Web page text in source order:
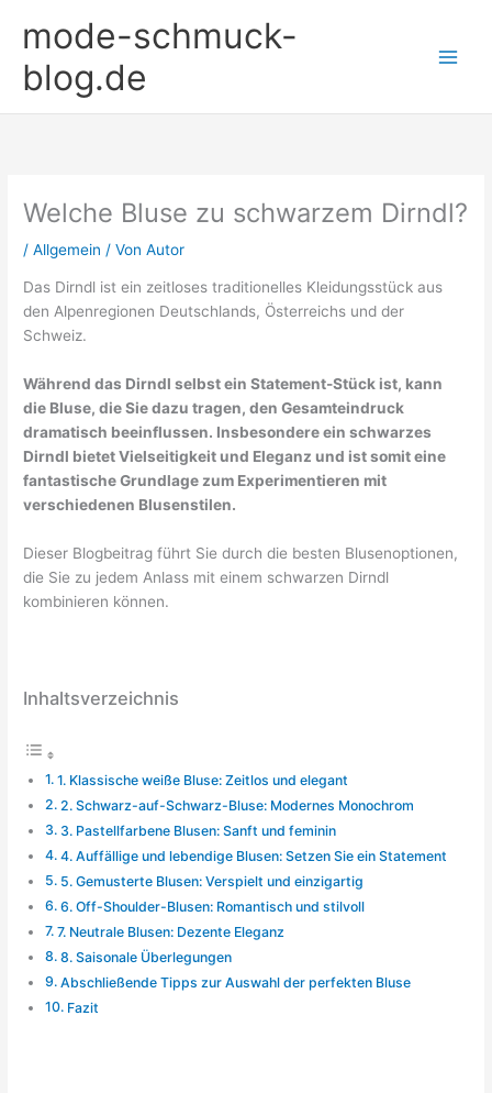
Inhaltmode-schmuck-
blog.de
Welche Bluse zu schwarzem Dirndl?
/Allgemein / VonAutor
Das Dirndl ist ein zeitloses traditionelles Kleidungsstück aus
den Alpenregionen Deutschlands, Österreichs und der
Schweiz.
Während das Dirndl selbst ein Statement-Stück ist, kann
die Bluse, die Sie dazu tragen, den Gesamteindruck
dramatisch beeinflussen. Insbesondere ein schwarzes
Dirndl bietet Vielseitigkeit und Eleganz und ist somit eine
fantastische Grundlage zum Experimentieren mit
verschiedenen Blusenstilen.
Dieser Blogbeitrag führt Sie durch die besten Blusenoptionen,
die Sie zu jedem Anlass mit einem schwarzen Dirndl
kombinieren können.
Inhaltsverzeichnis
1. Klassische weiße Bluse: Zeitlos und elegant
2. Schwarz-auf-Schwarz-Bluse: Modernes Monochrom
3. Pastellfarbene Blusen: Sanft und feminin
4. Auffällige und lebendige Blusen: Setzen Sie ein Statement
5. Gemusterte Blusen: Verspielt und einzigartig
6. Off-Shoulder-Blusen: Romantisch und stilvoll
7. Neutrale Blusen: Dezente Eleganz
8. Saisonale Überlegungen
Abschließende Tipps zur Auswahl der perfekten Bluse
Fazit